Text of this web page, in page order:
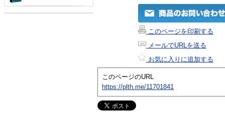
このページを印刷する
メールでURLを送る
お気に入りに追加する
このページのURL
https://plth.me/11701841